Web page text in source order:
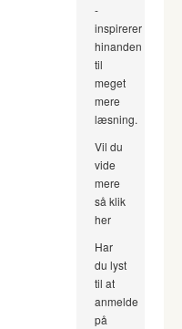
-
inspirerer
hinanden
til
meget
mere
læsning.
Vil du
vide
mere
så klik
her
Har
du lyst
til at
anmelde
på